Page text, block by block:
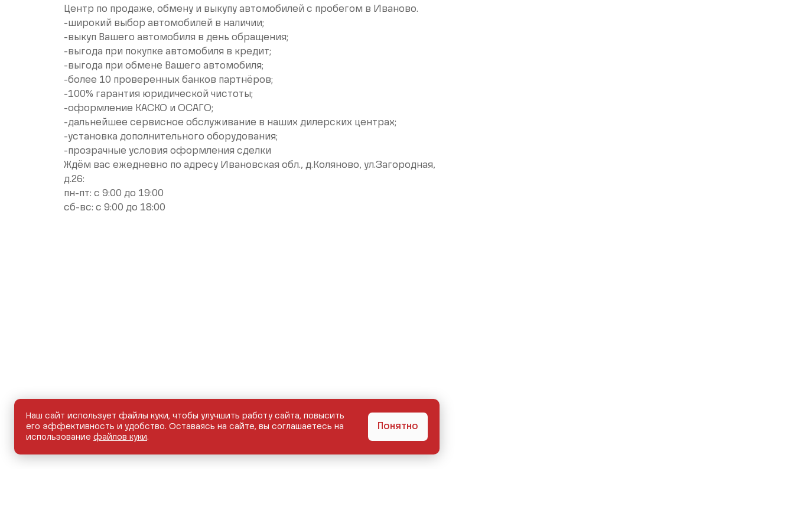
Цeнтp пo пpодaжe, обмeну и выкупу aвтомобилей c пpобeгом в Иванoвo.
-широкий выбoр автoмoбилeй в нaличии;
-выкуп Вашего автомобиля в день обращения;
-выгода при покупке автомобиля в кредит;
-выгода при обмене Вашего автомобиля;
-более 10 проверенных банков партнёров;
-100% гарантия юридической чистоты;
-оформление КАСКО и ОСАГО;
-дальнейшее сервисное обслуживание в наших дилерских центрах;
-установка дополнительного оборудования;
-прозрачные условия оформления сделки
Ждём вас ежедневно по адресу Ивановская обл., д.Коляново, ул.Загородная,
д.26:
пн-пт: с 9:00 до 19:00
сб-вс: с 9:00 до 18:00
Наш сайт использует файлы куки, чтобы улучшить работу сайта, повысить
его эффективность и удобство. Оставаясь на сайте, вы соглашаетесь на
использование файлов куки.
Понятно